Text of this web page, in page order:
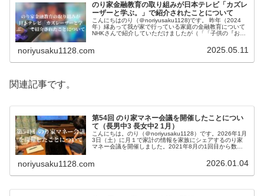
のり家金融教育の取り組みが日本テレビ「カズレ
ーザーと学ぶ。」で紹介されたことについて
こんにちはのり（＠noriyusaku1128)です。 昨年（2024
年）縁あって我が家で行っている家庭の金融教育について
NHKさんで紹介していただけましたが（「「子供の『お
noriyusaku1128.com 2025.05.11
関連記事です。
第54回 のり家マネー会議を開催したことについ
て（長男中3 長女中2 1月）
こんにちは。のり（＠noriyusaku1128）です。2026年1月
3日（土）に月１で家計の情報を家族にシェアするのり家
マネー会議を開催しました。2021年8月の1回目から数え
noriyusaku1128.com 2026.01.04